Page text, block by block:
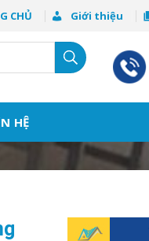
CHỦ Giới thiệu
HỆ